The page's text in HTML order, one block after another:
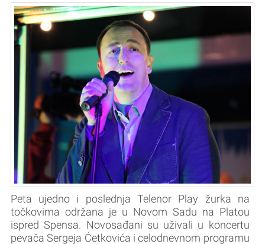
Peta ujedno i poslednja Telenor Play žurka na
točkovima održana je u Novom Sadu na Platou
ispred Spensa. Novosađani su uživali u koncertu
pevača Sergeja Ćetkovića i celodnevnom programu